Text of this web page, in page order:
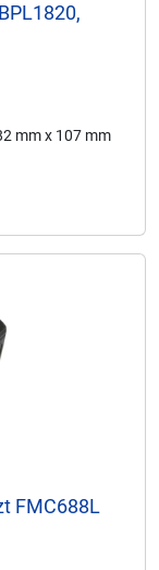
mm x 107 mm
FMC688L